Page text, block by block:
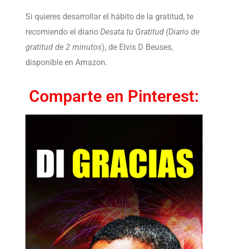
Si quieres desarrollar el hábito de la gratitud, te
recomiendo el diario Desata tu Gratitud (Diario de
gratitud de 2 minutos), de Elvis D Beuses,
disponible en Amazon.
Comparte en Pinterest: